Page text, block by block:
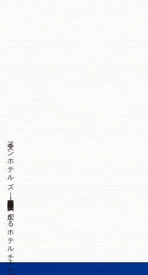
三交インホテルズ｜東京・静岡・愛知・三重・京都・大阪に広がるホテルチェーン